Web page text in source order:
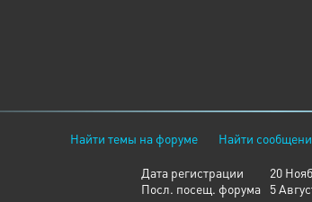
Найти темы на форуме Найти
Дата регистрации
20
Посл. посещ. форума
5